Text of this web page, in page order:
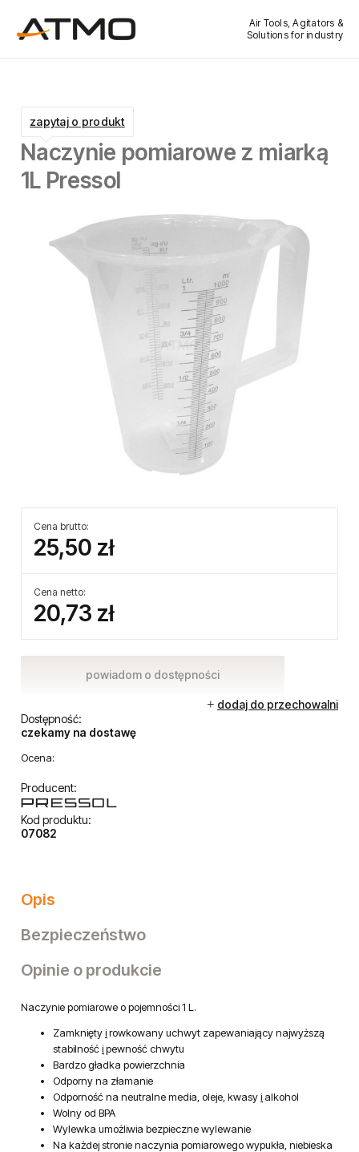
Air Tools, Agitators &
Solutions for industry
Naczynie pomiarowe z miarką
1L Pressol
Cena brutto:
25,50 zł
Cena netto:
20,73 zł
powiadom o dostępności
dodaj do przechowalni
Dostępność:
czekamy na dostawę
Ocena:
Producent:
Kod produktu:
07082
zapytaj o produkt
Opis
Bezpieczeństwo
Opinie o produkcie
Naczynie pomiarowe o pojemności 1 L.
Zamkniętyirowkowany uchwyt zapewaniający najwyższą
stabilnośćipewność chwytu
Bardzo gładka powierzchnia
Odporny na złamanie
Odporność na neutralne media, oleje, kwasyi alkohol
Wolny od BPA
Wylewka umożliwia bezpieczne wylewanie
Na każdej stronie naczynia pomiarowego wypukła, niebieska